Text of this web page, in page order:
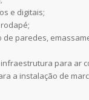
e digitais;
de paredes,
para ar
a instalação de